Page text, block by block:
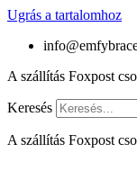
Ugrás a tartalomhoz
A szállítás Foxpost
Keresés
A szállítás Foxpost